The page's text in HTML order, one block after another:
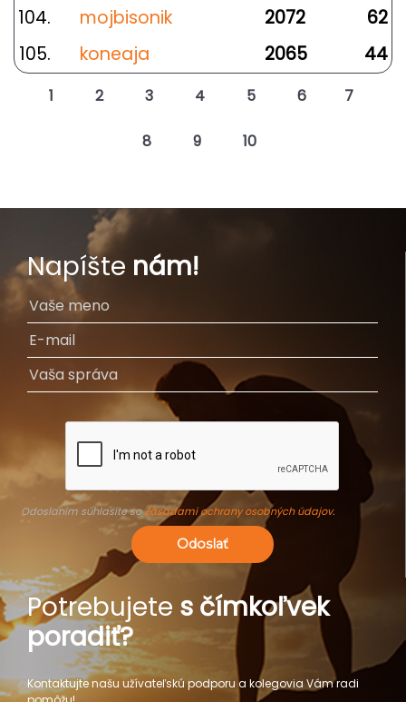
104.
mojbisonik 2072
62
105.
koneaja 2065 44
1 2 3 4 5 6 7
8 9 10
Napíšte nám!
Odoslaním súhlasíte soZásadami ochrany osobných údajov.
Odoslať
Potrebujete s čímkoľvek
poradiť?
Kontaktujte našu užívateľskú podporu a kolegovia Vám radi